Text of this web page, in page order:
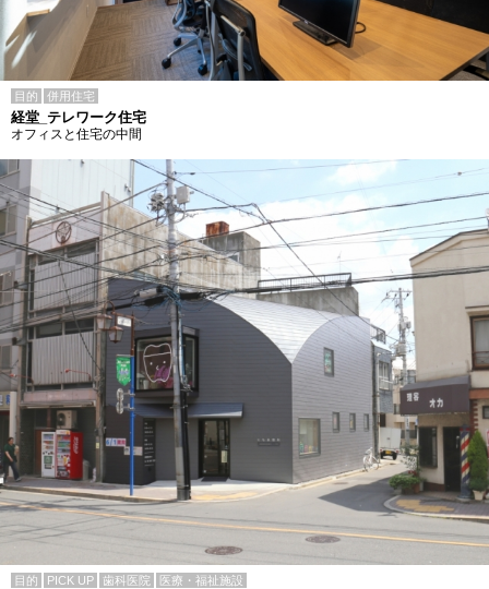
目的 併用住宅
経堂_テレワーク住宅
オフィスと住宅の中間
目的 PICK UP 歯科医院 医療・福祉施設